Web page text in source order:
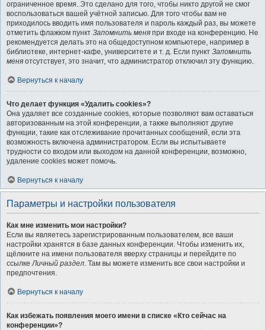
ограниченное время. Это сделано для того, чтобы никто другой не смог
воспользоваться вашей учётной записью. Для того чтобы вам не
приходилось вводить имя пользователя и пароль каждый раз, вы можете
отметить флажком пункт Запомнить меня при входе на конференцию. Не
рекомендуется делать это на общедоступном компьютере, например в
библиотеке, интернет-кафе, университете и т. д. Если пункт Запомнить
меня отсутствует, это значит, что администратор отключил эту функцию.
Вернуться к началу
Что делает функция «Удалить cookies»?
Она удаляет все созданные cookies, которые позволяют вам оставаться
авторизованным на этой конференции, а также выполняют другие
функции, такие как отслеживание прочитанных сообщений, если эта
возможность включена администратором. Если вы испытываете
трудности со входом или выходом на данной конференции, возможно,
удаление cookies может помочь.
Вернуться к началу
Параметры и настройки пользователя
Как мне изменить мои настройки?
Если вы являетесь зарегистрированным пользователем, все ваши
настройки хранятся в базе данных конференции. Чтобы изменить их,
щёлкните на имени пользователя вверху страницы и перейдите по
ссылкеЛичный раздел. Там вы можете изменить все свои настройки и
предпочтения.
Вернуться к началу
Как избежать появления моего имени в списке «Кто сейчас на
конференции»?